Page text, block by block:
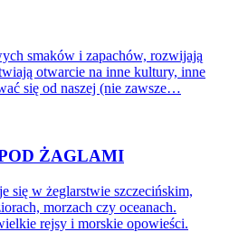
smaków i zapachów, rozwijają
otwarcie na inne kultury, inne
się od naszej (nie zawsze…
ŻAGLAMI
się w żeglarstwie szczecińskim,
morzach czy oceanach.
rejsy i morskie opowieści.